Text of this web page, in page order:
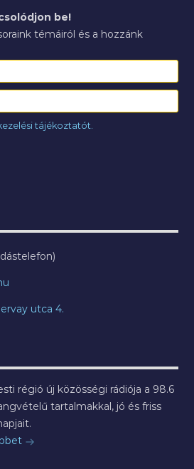
be!
témáiról és a hozzánk
tájékoztatót.
utca 4.
régió új közösségi rádiója a 98.6
tartalmakkal, jó és friss